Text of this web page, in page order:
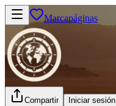
Marcapáginas
Compartir Iniciar sesión